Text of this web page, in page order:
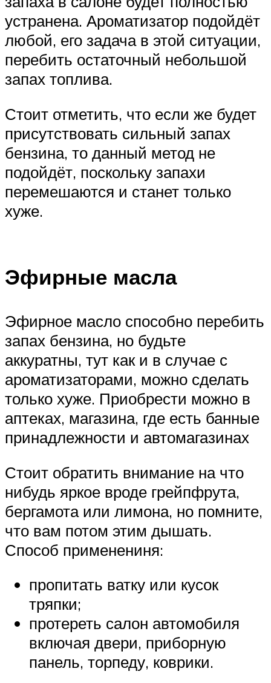
устранена. Ароматизатор подойдёт
любой, его задача в этой ситуации,
перебить остаточный небольшой
запах топлива.
Стоит отметить, что если же будет
присутствовать сильный запах
бензина, то данный метод не
подойдёт, поскольку запахи
перемешаются и станет только
хуже.
Эфирные масла
Эфирное масло способно перебить
запах бензина, но будьте
аккуратны, тут как и в случае с
ароматизаторами, можно сделать
только хуже. Приобрести можно в
аптеках, магазина, где есть банные
принадлежности и автомагазинах
Стоит обратить внимание на что
нибудь яркое вроде грейпфрута,
бергамота или лимона, но помните,
что вам потом этим дышать.
Способ применениня:
пропитать ватку или кусок
тряпки;
протереть салон автомобиля
включая двери, приборную
панель, торпеду, коврики.